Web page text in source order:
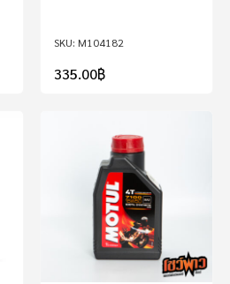
M104182
335.00฿